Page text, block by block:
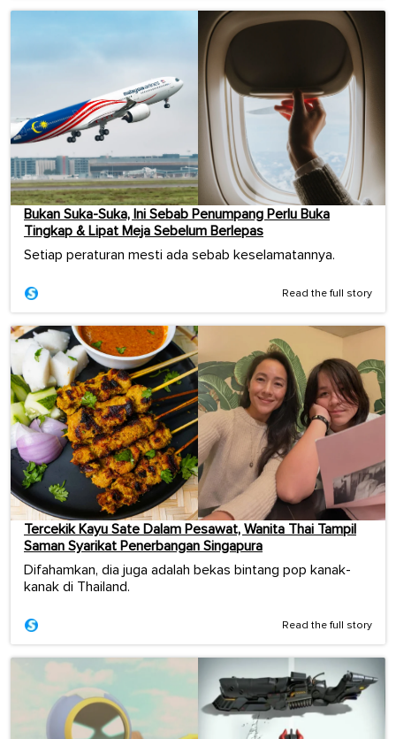
Bukan Suka-Suka, Ini Sebab Penumpang Perlu Buka
Tingkap & Lipat Meja Sebelum Berlepas
Setiap peraturan mesti ada sebab keselamatannya.
Read the full story
Tercekik Kayu Sate Dalam Pesawat, Wanita Thai Tampil
Saman Syarikat Penerbangan Singapura
Difahamkan, dia juga adalah bekas bintang pop kanak-
kanak di Thailand.
Read the full story